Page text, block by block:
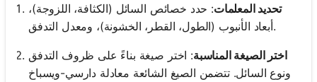
تحديد المعلمات: حدد خصائص السائل (الكثافة، اللزوجة)،
أبعاد الأنبوب (الطول، القطر، الخشونة)، ومعدل التدفق.
اختر الصيغة المناسبة: اختر صيغة بناءً على ظروف التدفق
ونوع السائل. تتضمن الصيغ الشائعة معادلة دارسي-ويسباخ